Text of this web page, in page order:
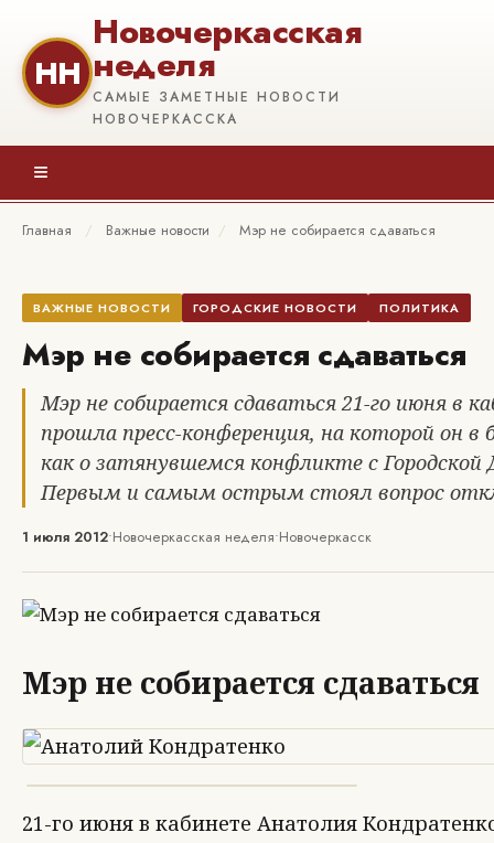
НН
Новочеркасская
неделя
САМЫЕ ЗАМЕТНЫЕ НОВОСТИ
НОВОЧЕРКАССКА
≡
Главная / Важные новости / Мэр не собирается сдаваться
ВАЖНЫЕ НОВОСТИ ГОРОДСКИЕ НОВОСТИ ПОЛИТИКА
Мэр не собирается сдаваться
Мэр не собирается сдаваться 21-го июня в
прошла пресс-конференция, на которой он в
как о затянувшемся конфликте с Городской
Первым и самым острым стоял вопрос
1 июля 2012•Новочеркасская неделя•Новочеркасск
Мэр не собирается сдаваться
21-го июня в кабинете Анатолия